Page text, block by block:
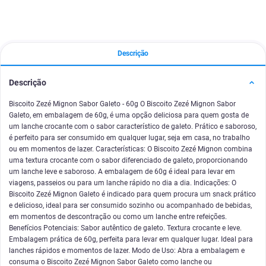
Descrição
Descrição
Biscoito Zezé Mignon Sabor Galeto - 60g O Biscoito Zezé Mignon Sabor
Galeto, em embalagem de 60g, é uma opção deliciosa para quem gosta de
um lanche crocante com o sabor característico de galeto. Prático e saboroso,
é perfeito para ser consumido em qualquer lugar, seja em casa, no trabalho
ou em momentos de lazer. Características: O Biscoito Zezé Mignon combina
uma textura crocante com o sabor diferenciado de galeto, proporcionando
um lanche leve e saboroso. A embalagem de 60g é ideal para levar em
viagens, passeios ou para um lanche rápido no dia a dia. Indicações: O
Biscoito Zezé Mignon Galeto é indicado para quem procura um snack prático
e delicioso, ideal para ser consumido sozinho ou acompanhado de bebidas,
em momentos de descontração ou como um lanche entre refeições.
Benefícios Potenciais: Sabor autêntico de galeto. Textura crocante e leve.
Embalagem prática de 60g, perfeita para levar em qualquer lugar. Ideal para
lanches rápidos e momentos de lazer. Modo de Uso: Abra a embalagem e
consuma o Biscoito Zezé Mignon Sabor Galeto como lanche ou